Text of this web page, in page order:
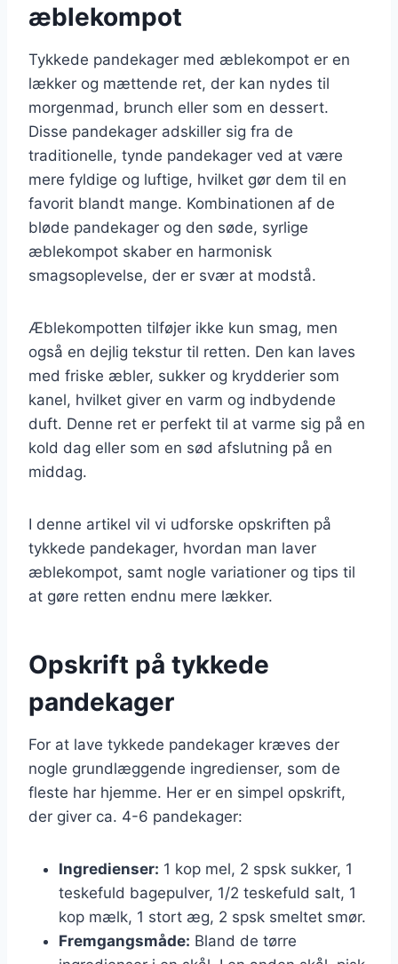
æblekompot
Tykkede pandekager med æblekompot er en
lækker og mættende ret, der kan nydes til
morgenmad, brunch eller som en dessert.
Disse pandekager adskiller sig fra de
traditionelle, tynde pandekager ved at være
mere fyldige og luftige, hvilket gør dem til en
favorit blandt mange. Kombinationen af de
bløde pandekager og den søde, syrlige
æblekompot skaber en harmonisk
smagsoplevelse, der er svær at modstå.
Æblekompotten tilføjer ikke kun smag, men
også en dejlig tekstur til retten. Den kan laves
med friske æbler, sukker og krydderier som
kanel, hvilket giver en varm og indbydende
duft. Denne ret er perfekt til at varme sig på en
kold dag eller som en sød afslutning på en
middag.
I denne artikel vil vi udforske opskriften på
tykkede pandekager, hvordan man laver
æblekompot, samt nogle variationer og tips til
at gøre retten endnu mere lækker.
Opskrift på tykkede
pandekager
For at lave tykkede pandekager kræves der
nogle grundlæggende ingredienser, som de
fleste har hjemme. Her er en simpel opskrift,
der giver ca. 4-6 pandekager:
Ingredienser: 1 kop mel, 2 spsk sukker, 1
teskefuld bagepulver, 1/2 teskefuld salt, 1
kop mælk, 1 stort æg, 2 spsk smeltet smør.
Fremgangsmåde: Bland de tørre